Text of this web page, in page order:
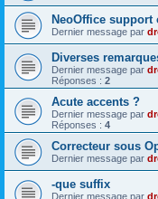
NeoOffice support
Dernier message par
Diverses
Dernier message par
Réponses : 2
Acute accents ?
Dernier message par
Réponses : 4
Correcteur sous
Dernier message par
-que suffix
Dernier message par